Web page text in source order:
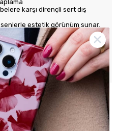
karşı dirençli sert dış
estetik görünüm sunar.
sağlayarak kullanım rahatlığı
gevşek durmaz ve kaliteli